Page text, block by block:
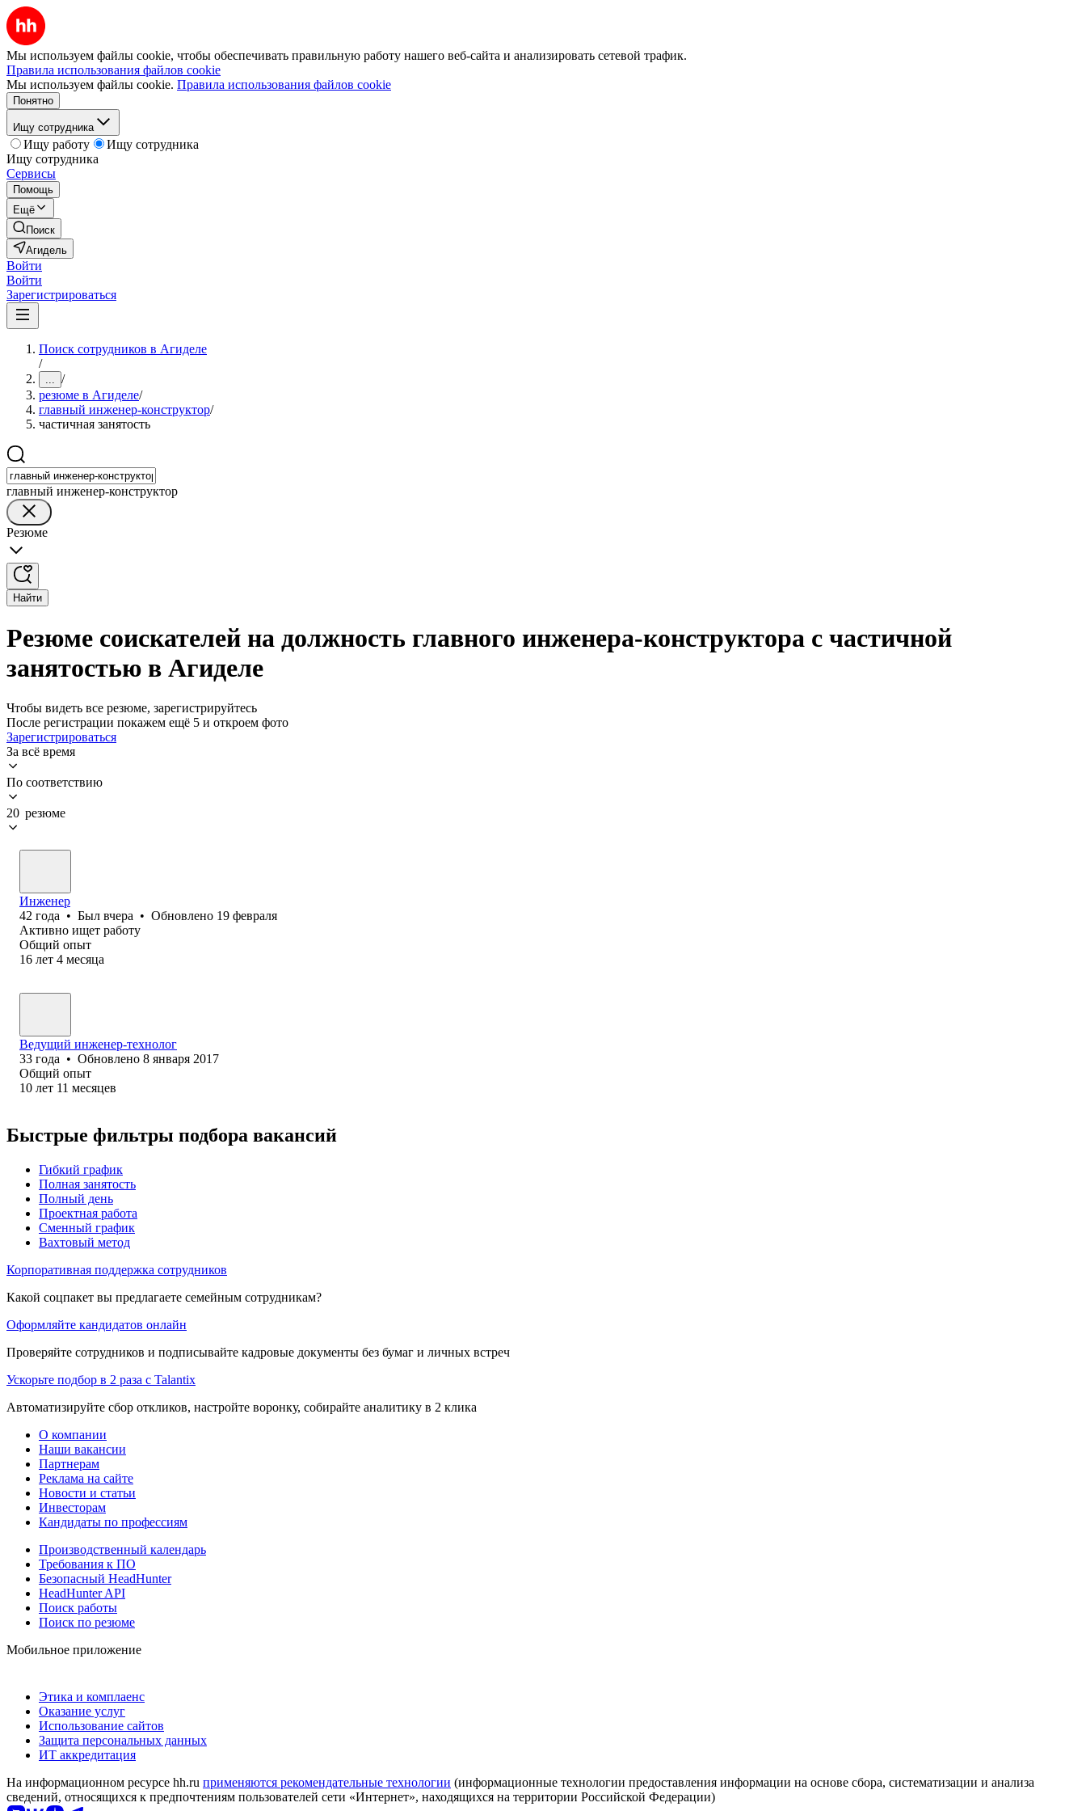
Мы используем файлы cookie, чтобы обеспечивать правильную работу нашего веб-сайта и анализировать сетевой трафик.
Правила использования файлов cookie
Мы используем файлы cookie. Правила использования файлов cookie
Понятно
Ищу сотрудника
Ищу работу
Ищу сотрудника
Ищу сотрудника
Сервисы
Помощь
Ещё
Поиск
Агидель
Войти
Войти
Зарегистрироваться
Поиск сотрудников в Агиделе
/
... /
резюме в Агиделе/
главный инженер-конструктор/
частичная занятость
главный инженер-конструктор
Резюме
Найти
Резюме соискателей на должность главного инженера-конструктора с частичной
занятостью в Агиделе
Чтобы видеть все резюме, зарегистрируйтесь
После регистрации покажем ещё 5 и откроем фото
Зарегистрироваться
За всё время
По соответствию
20 резюме
Инженер
42 года • Был вчера • Обновлено 19 февраля
Активно ищет работу
Общий опыт
16 лет 4 месяца
Ведущий инженер-технолог
33 года • Обновлено 8 января 2017
Общий опыт
10 лет 11 месяцев
Быстрые фильтры подбора вакансий
Гибкий график
Полная занятость
Полный день
Проектная работа
Сменный график
Вахтовый метод
Корпоративная поддержка сотрудников
Какой соцпакет вы предлагаете семейным сотрудникам?
Оформляйте кандидатов онлайн
Проверяйте сотрудников и подписывайте кадровые документы без бумаг и личных встреч
Ускорьте подбор в 2 раза с Talantix
Автоматизируйте сбор откликов, настройте воронку, собирайте аналитику в 2 клика
О компании
Наши вакансии
Партнерам
Реклама на сайте
Новости и статьи
Инвесторам
Кандидаты по профессиям
Производственный календарь
Требования к ПО
Безопасный HeadHunter
HeadHunter API
Поиск работы
Поиск по резюме
Мобильное приложение
Этика и комплаенс
Оказание услуг
Использование сайтов
Защита персональных данных
ИТ аккредитация
На информационном ресурсе hh.ru применяются рекомендательные технологии (информационные технологии предоставления информации на основе сбора, систематизации и анализа
сведений, относящихся к предпочтениям пользователей сети «Интернет», находящихся на территории Российской Федерации)